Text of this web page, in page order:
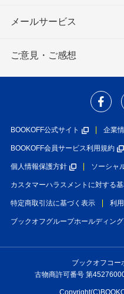
メールサービス
ご意見・ご感想
BOOKOFF公式サイト 企業
BOOKOFF会員サービス利用規約
個人情報保護方針 ソーシャ
カスタマーハラスメントに対する
特定商取引法に基づく表示 利
ブックオフグループホールディン
ブックオフコー
古物商許可番号 第